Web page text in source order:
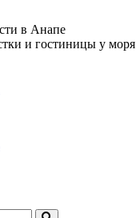
в Анапе
и гостиницы у моря